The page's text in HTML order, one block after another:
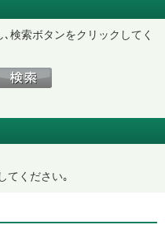
検索ボタンをクリックしてく
てください｡